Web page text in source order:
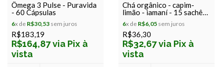
Ômega 3 Pulse - Puravida
- 60 Cápsulas
6x de R$30,53 sem juros
R$183,19
R$164,87 via Pix à
vista
Chá orgânico - capim-
limão - iamaní - 15 sachês
x 1g - 15g
6x de R$6,05 sem juros
R$36,30
R$32,67 via Pix à
vista